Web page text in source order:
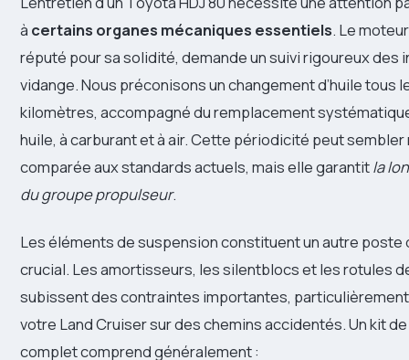
à certains organes mécaniques essentiels. Le
réputé pour sa solidité, demande un suivi rigoureux des
vidange. Nous préconisons un changement d’huile tous
kilomètres, accompagné du remplacement
huile, à carburant et à air. Cette périodicité peut
comparée aux standards actuels, mais elle garantitla
du groupe propulseur.
Les éléments de suspension constituent un autre poste
crucial. Les amortisseurs, les silentblocs et les rotules
subissent des contraintes importantes,
votre Land Cruiser sur des chemins accidentés. Un kit
complet comprend généralement :